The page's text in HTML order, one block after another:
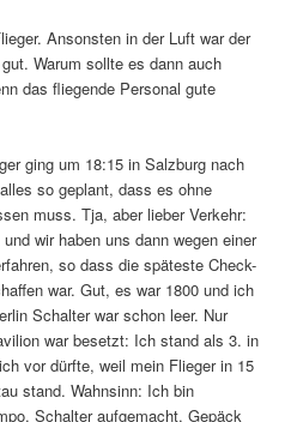
Ansonsten in der Luft war der
Warum sollte es dann auch
das fliegende Personal gute
ging um 18:15 in Salzburg nach
so geplant, dass es ohne
muss. Tja, aber lieber Verkehr:
wir haben uns dann wegen einer
so dass die späteste Check-
war. Gut, es war 1800 und ich
Schalter war schon leer. Nur
war besetzt: Ich stand als 3. in
vor dürfte, weil mein Flieger in 15
stand. Wahnsinn: Ich bin
Schalter aufgemacht, Gepäck